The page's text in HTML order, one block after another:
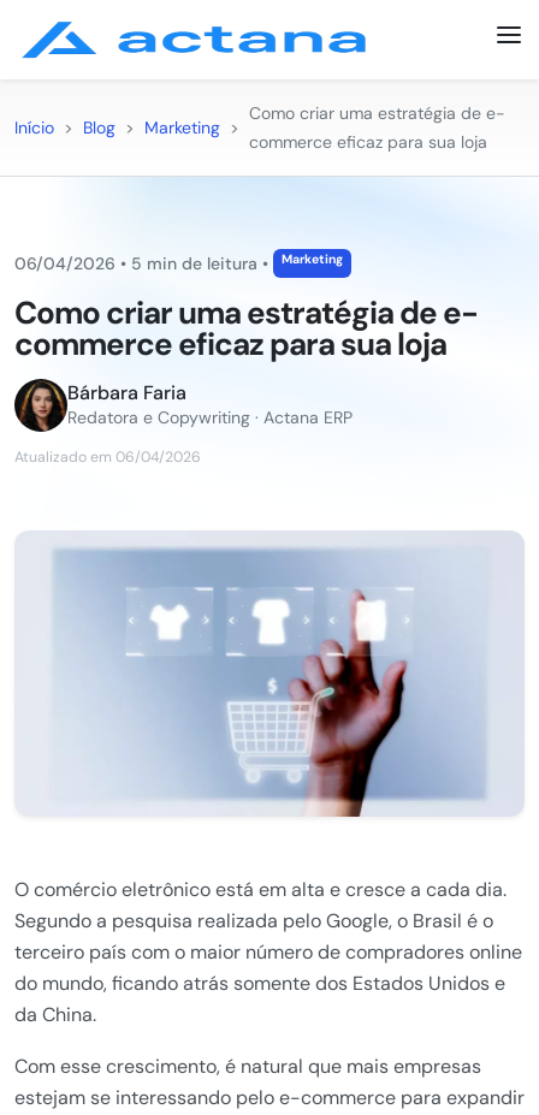
Início > Blog > Marketing >
Como criar uma estratégia de e-
commerce eficaz para sua loja
06/04/2026 • 5 min de leitura • Marketing
Como criar uma estratégia de e-
commerce eficaz para sua loja
Bárbara Faria
Redatora e Copywriting · Actana ERP
Atualizado em 06/04/2026
O comércio eletrônico está em alta e cresce a cada dia.
Segundo a pesquisa realizada pelo Google, o Brasil é o
terceiro país com o maior número de compradores online
do mundo, ficando atrás somente dos Estados Unidos e
da China.
Com esse crescimento, é natural que mais empresas
estejam se interessando pelo e-commerce para expandir